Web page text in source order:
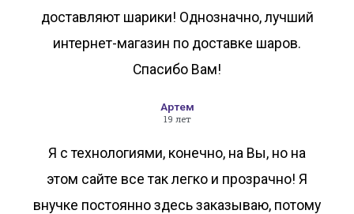
доставляют шарики! Однозначно, лучший
интернет-магазин по доставке шаров.
Спасибо Вам!
Артем
19 лет
Я с технологиями, конечно, на Вы, но на
этом сайте все так легко и прозрачно! Я
внучке постоянно здесь заказываю, потому